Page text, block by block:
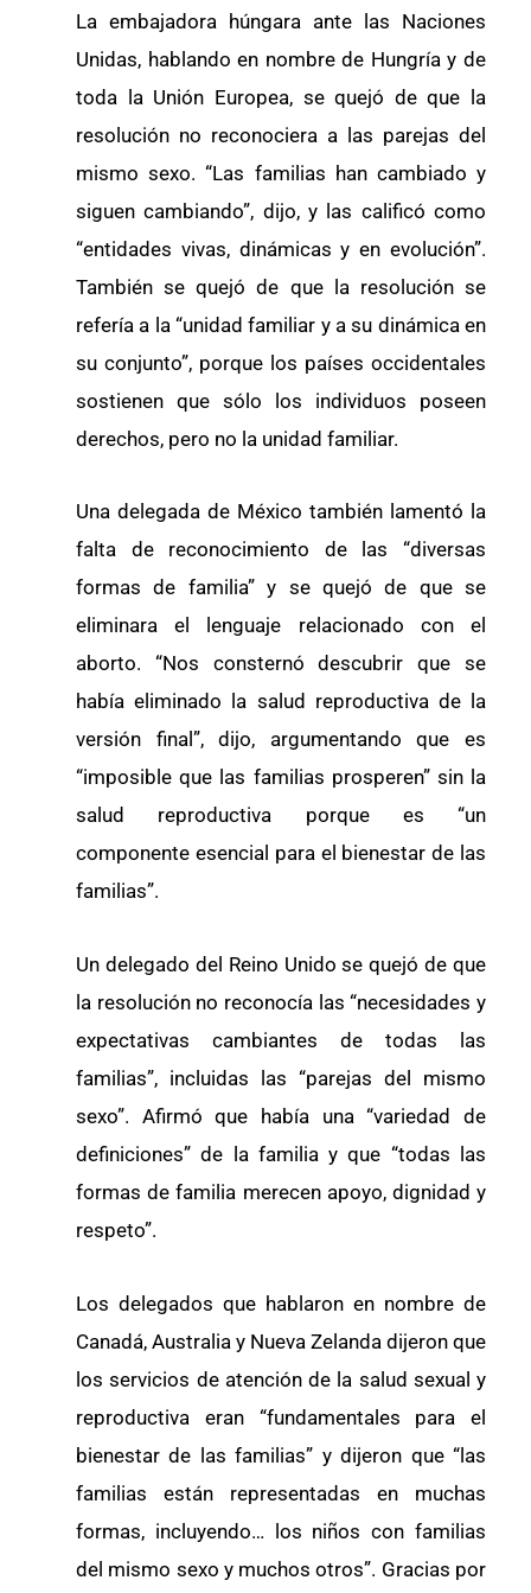
La embajadora húngara ante las Naciones
Unidas, hablando en nombre de Hungría y de
toda la Unión Europea, se quejó de que la
resolución no reconociera a las parejas del
mismo sexo. “Las familias han cambiado y
siguen cambiando”, dijo, y las calificó como
“entidades vivas, dinámicas y en evolución”.
También se quejó de que la resolución se
refería a la “unidad familiar y a su dinámica en
su conjunto”, porque los países occidentales
sostienen que sólo los individuos poseen
derechos, pero no la unidad familiar.
Una delegada de México también lamentó la
falta de reconocimiento de las “diversas
formas de familia” y se quejó de que se
eliminara el lenguaje relacionado con el
aborto. “Nos consternó descubrir que se
había eliminado la salud reproductiva de la
versión final”, dijo, argumentando que es
“imposible que las familias prosperen” sin la
salud reproductiva porque es “un
componente esencial para el bienestar de las
familias”.
Un delegado del Reino Unido se quejó de que
la resolución no reconocía las “necesidades y
expectativas cambiantes de todas las
familias”, incluidas las “parejas del mismo
sexo”. Afirmó que había una “variedad de
definiciones” de la familia y que “todas las
formas de familia merecen apoyo, dignidad y
respeto”.
Los delegados que hablaron en nombre de
Canadá, Australia y Nueva Zelanda dijeron que
los servicios de atención de la salud sexual y
reproductiva eran “fundamentales para el
bienestar de las familias” y dijeron que “las
familias están representadas en muchas
formas, incluyendo… los niños con familias
del mismo sexo y muchos otros”. Gracias por